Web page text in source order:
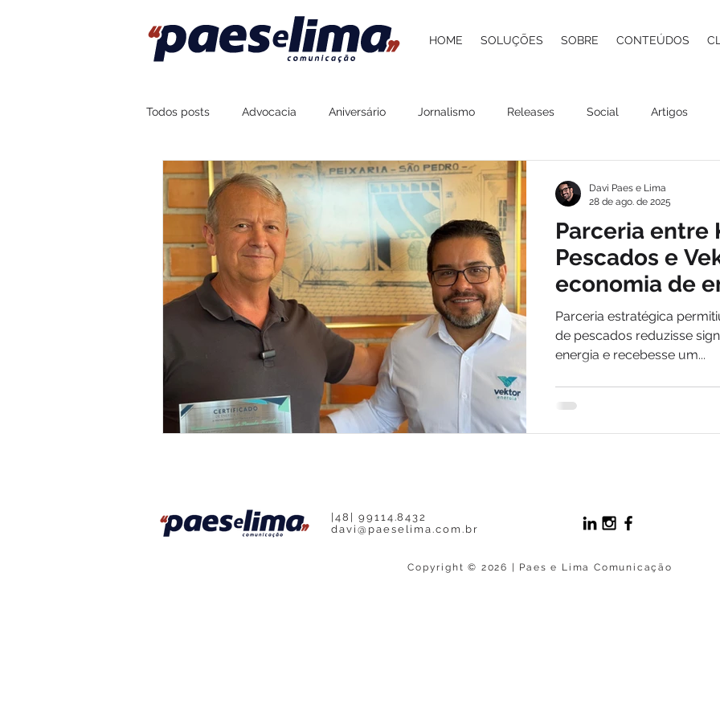
HOME SOLUÇÕES SOBRE CONTEÚDOS
Todos posts Advocacia Aniversário Jornalismo Releases Social Artigos
Assessoria de Imprensa Fort Atacadista Cultura Grupo Pereira
Sustentabilidade Esportes Gastronomia Lazer Agenda ESG
Boteco Zé Mané Na Brasa Costelaria Carol Berger
Base Contabilidade Podcast
Parceria entre
Pescados e
economia de
impacto
em Itajaí
Parceria estratégica
de pescados reduzisse
energia e recebesse um...
Davi Paes e Lima
28 de ago. de 2025
|48| 99114.8432
davi@paeselima.com.br
Copyright © 2026 | Paes e Lima Comunicação